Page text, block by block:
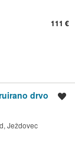
111 €
drvo
Ježdovec